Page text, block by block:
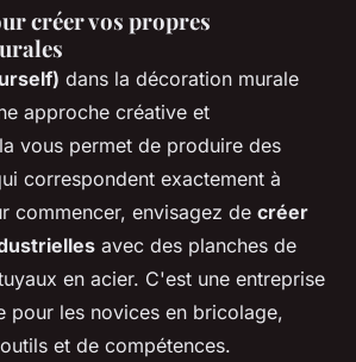
créer vos propres
dans la décoration murale
approche créative et
vous permet de produire des
correspondent exactement à
commencer, envisagez de créer
avec des planches de
en acier. C'est une entreprise
pour les novices en bricolage,
et de compétences.